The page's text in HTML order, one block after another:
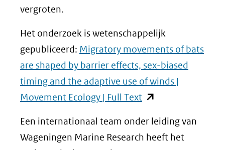
vergroten.
Het onderzoek is wetenschappelijk
gepubliceerd: Migratory movements of bats
are shaped by barrier effects, sex-biased
timing and the adaptive use of winds |
Movement Ecology | Full Text (opent
Een internationaal team onder leiding van
Wageningen Marine Research heeft het